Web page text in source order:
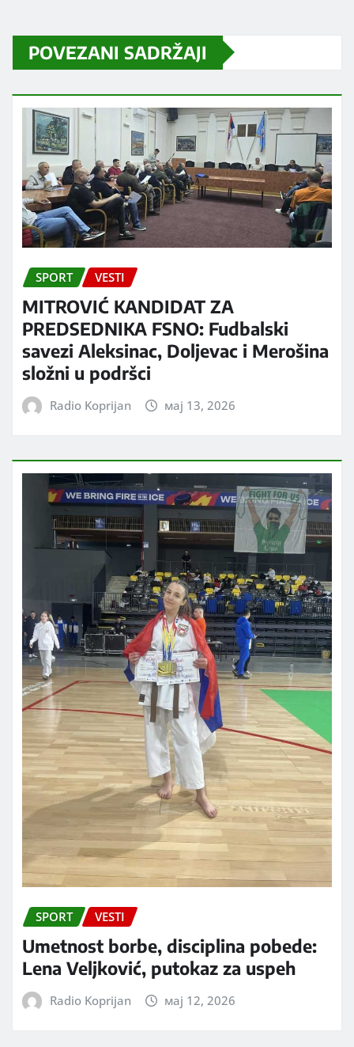
POVEZANI SADRŽAJI
SPORT VESTI
MITROVIĆ KANDIDAT ZA
PREDSEDNIKA FSNO: Fudbalski
savezi Aleksinac, Doljevac i Merošina
složni u podršci
Radio Koprijan мај 13, 2026
SPORT VESTI
Umetnost borbe, disciplina pobede:
Lena Veljković, putokaz za uspeh
Radio Koprijan мај 12, 2026